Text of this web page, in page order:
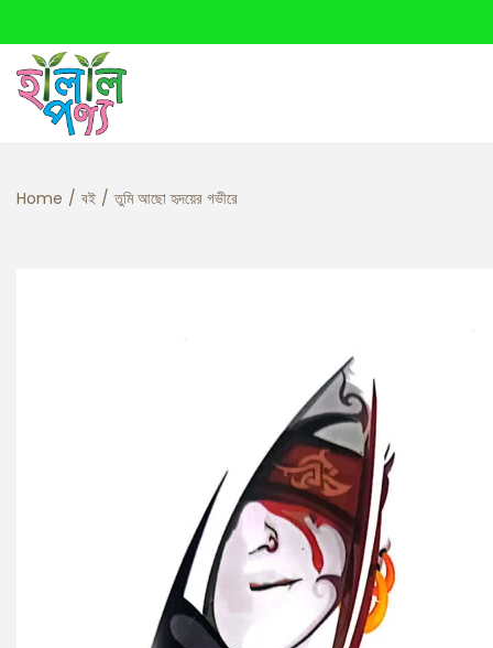
Home / বই / তুমি আছো হৃদয়ের গভীরে